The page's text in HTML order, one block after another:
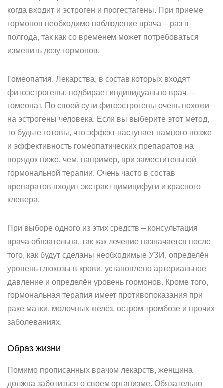
когда входит и эстроген и прогестагены. При приеме
гормонов необходимо наблюдение врача – раз в
полгода, так как со временем может потребоваться
изменить дозу гормонов.
Гомеопатия. Лекарства, в состав которых входят
фитоэстрогены, подбирает индивидуально врач —
гомеопат. По своей сути фитоэстрогены очень похожи
на эстрогены человека. Если вы выберите этот метод,
то будьте готовы, что эффект наступает намного позже
и эффективность гомеопатических препаратов на
порядок ниже, чем, например, при заместительной
гормональной терапии. Очень часто в состав
препаратов входит экстракт цимицифуги и красного
клевера.
При выборе одного из этих средств – консультация
врача обязательна, так как лечение назначается после
того, как будут сделаны необходимые УЗИ, определён
уровень глюкозы в крови, установлено артериальное
давление и определён уровень гормонов. Кроме того,
гормональная терапия имеет противопоказания при
раке матки, молочных желёз, остром тромбозе и прочих
заболеваниях.
Образ жизни
Помимо прописанных врачом лекарств, женщина
должна заботиться о своем организме. Обязательно